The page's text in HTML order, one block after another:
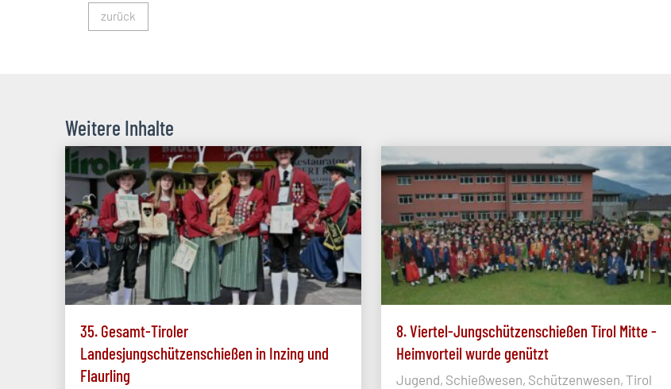
zurück
Weitere Inhalte
35. Gesamt-Tiroler
Landesjungschützenschießen in Inzing und
Flaurling
8. Viertel-Jungschützenschießen Tirol Mitte -
Heimvorteil wurde genützt
Jugend, Schießwesen, Schützenwesen, Tirol